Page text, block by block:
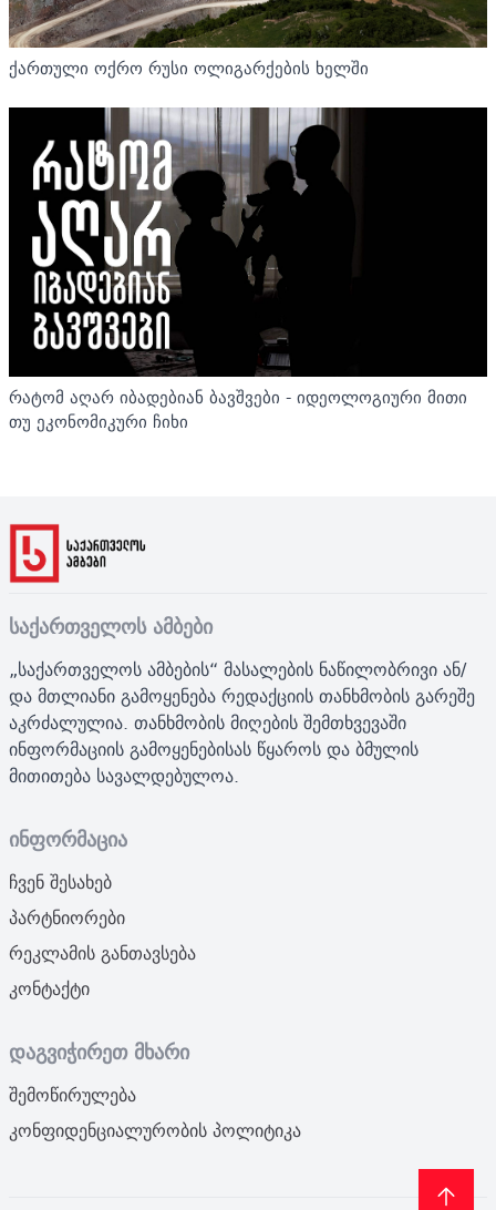
ქართული ოქრო რუსი ოლიგარქების ხელში
რატომ აღარ იბადებიან ბავშვები - იდეოლოგიური მითი
თუ ეკონომიკური ჩიხი
საქართველოს ამბები
„საქართველოს ამბების“ მასალების ნაწილობრივი ან/
და მთლიანი გამოყენება რედაქციის თანხმობის გარეშე
აკრძალულია. თანხმობის მიღების შემთხვევაში
ინფორმაციის გამოყენებისას წყაროს და ბმულის
მითითება სავალდებულოა.
ინფორმაცია
ჩვენ შესახებ
პარტნიორები
რეკლამის განთავსება
კონტაქტი
დაგვიჭირეთ მხარი
შემოწირულება
კონფიდენციალურობის პოლიტიკა